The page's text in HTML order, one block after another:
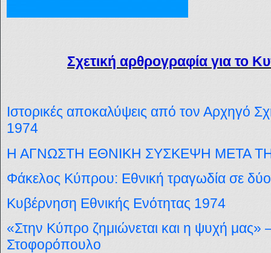
Σχετική αρθρογραφία για το
Ιστορικές αποκαλύψεις από τον Αρχηγό
1974
Η ΑΓΝΩΣΤΗ ΕΘΝΙΚΗ ΣΥΣΚΕΨΗ ΜΕΤΑ
Φάκελος Κύπρου: Εθνική τραγωδία σε δύο
Κυβέρνηση Εθνικής Ενότητας 1974
«Στην Κύπρο ζημιώνεται και η ψυχή μας»
Στοφορόπουλο